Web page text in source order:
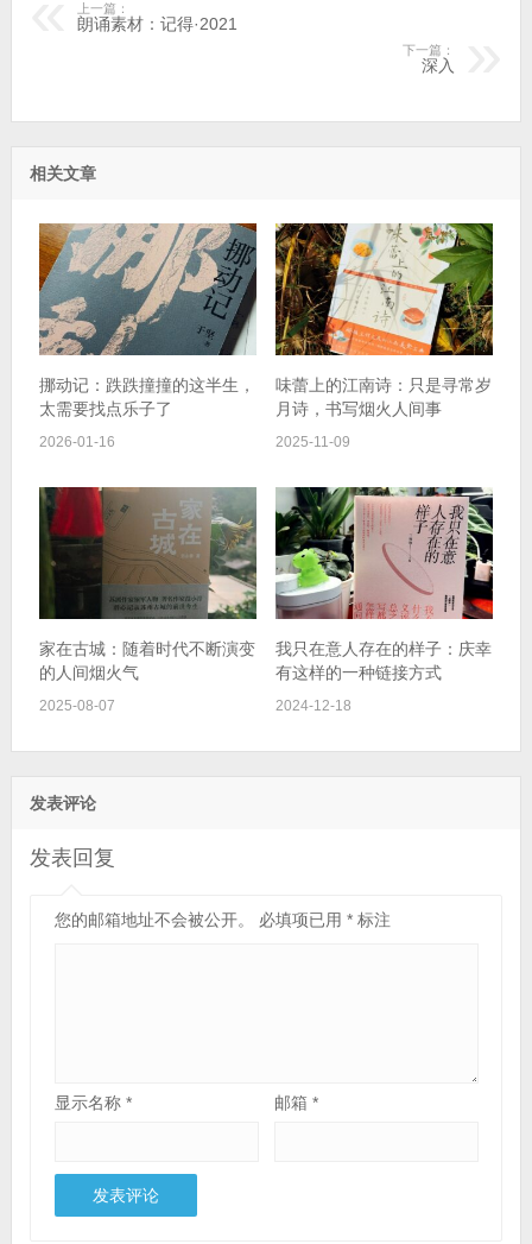
上一篇：
朗诵素材：记得·2021
下一篇：
深入
相关文章
挪动记：跌跌撞撞的这半生，
太需要找点乐子了
2026-01-16
味蕾上的江南诗：只是寻常岁
月诗，书写烟火人间事
2025-11-09
家在古城：随着时代不断演变
的人间烟火气
2025-08-07
我只在意人存在的样子：庆幸
有这样的一种链接方式
2024-12-18
发表评论
发表回复
您的邮箱地址不会被公开。 必填项已用 *标注
显示名称 * 邮箱*